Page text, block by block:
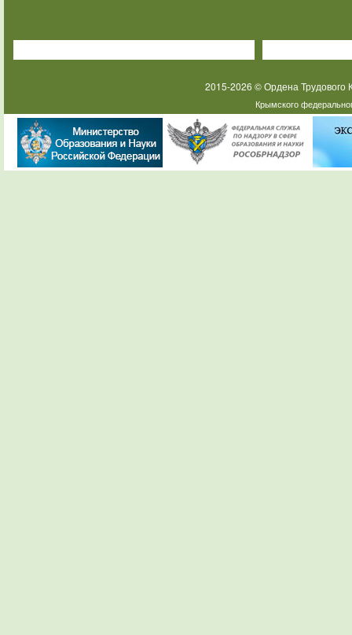
2015-2026 © Ордена
Крымского